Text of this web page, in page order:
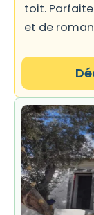
toit.
et de